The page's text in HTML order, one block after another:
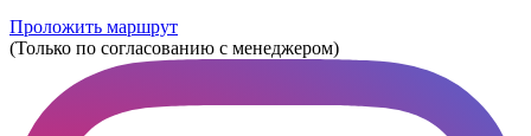
Проложить маршрут
(Только по согласованию с менеджером)